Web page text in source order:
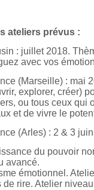
ateliers prévus :
: juillet 2018.
avec vos
(Marseille) : mai
explorer, créer)
ou tous ceux qui
et de vivre le
(Arles) : 2 & 3
du pouvoir
avancé.
émotionnel.
de rire. Atelier